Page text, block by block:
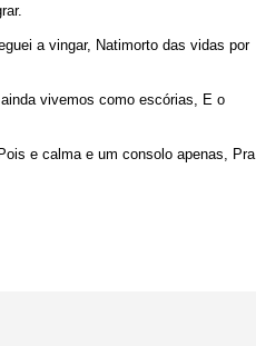
a vingar, Natimorto das vidas por
vivemos como escórias, E o
e calma e um consolo apenas, Pra